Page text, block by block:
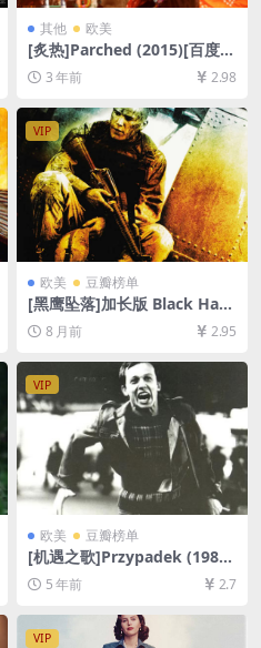
其他 欧美
[炙热]Parched (2015)[百度网
盘+夸克网盘1080P超清未删
减资源][网盘在线播放/下载]
[MP4/7.6GB][中文字幕]
3 年前 2.98
VIP
欧美 豆瓣榜单
[黑鹰坠落]加长版 Black Haw
k Down (2001)[百度网盘+夸
克网盘1080P超清未删减资源]
GB][中英字幕]
8 月前 2.95
VIP
欧美 豆瓣榜单
[机遇之歌]Przypadek (1987)
123min[百度网盘+迅雷云盘
资源1080P超清未删减][MP4/
7.4GB][原声中字]
5 年前 2.7
VIP